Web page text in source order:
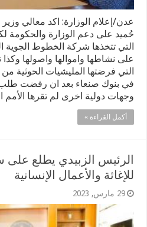
عدن/إعلام الوزارة: اكد معالي
حُميد على دعم الوزارة والحكومة
التي تتخذها شركة الخطوط الجوية
على نشاطها واموالها واصولها
التي فرضتها المليشيات الحوثية من
في بنوك صنعاء بعد ان رفضت طلب
وجهات دولية اخرى لم تقرها الأمم
أكمل القراءة »
الرئيس الزبيدي يطلع على
للإغاثة والأعمال الإنسانية
29 مارس, 2023